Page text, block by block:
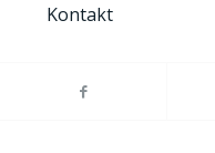
Kontakt